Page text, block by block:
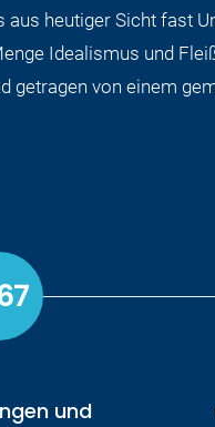
aus heutiger Sicht fast
Idealismus und
getragen von einem
und